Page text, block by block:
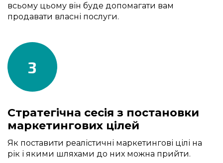
всьому цьому він буде допомагати вам
продавати власні послуги.
3
Стратегічна сесія з постановки
маркетингових цілей
Як поставити реалістичні маркетингові цілі на
рік і якими шляхами до них можна прийти.